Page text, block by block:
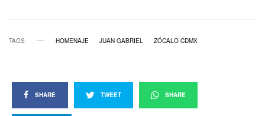
TAGS HOMENAJE JUAN GABRIEL ZÓCALO CDMX
SHARE TWEET SHARE